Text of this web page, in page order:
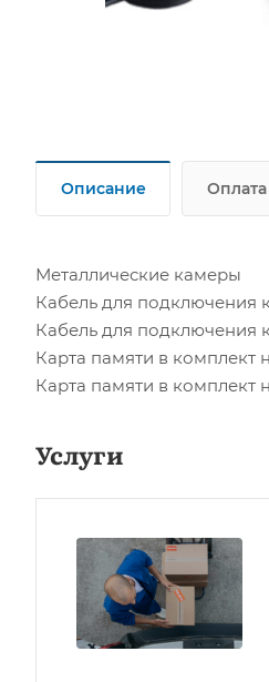
Описание Оплата
Металлические камеры
Кабель для подключения
Кабель для подключения
Карта памяти в комплект
Карта памяти в комплект
Услуги